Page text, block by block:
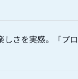
しさを実感。「プ